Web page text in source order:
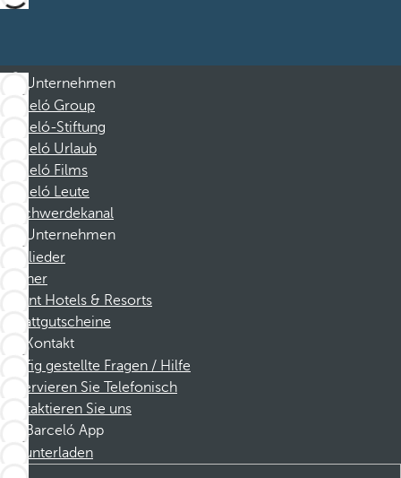
Unternehmen
Barceló Group
Barceló-Stiftung
Barceló Urlaub
Barceló Films
Barceló Leute
Beschwerdekanal
Unternehmen
Mitglieder
Partner
Dorint Hotels & Resorts
Rabattgutscheine
Kontakt
Häufig gestellte Fragen / Hilfe
Reservieren Sie Telefonisch
Kontaktieren Sie uns
Barceló App
Herunterladen